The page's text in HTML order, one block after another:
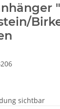
sichtbar